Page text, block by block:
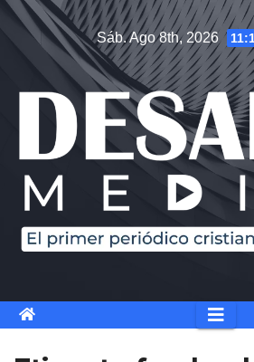
Saltar
contenido
Sáb. Ago 8th, 2026